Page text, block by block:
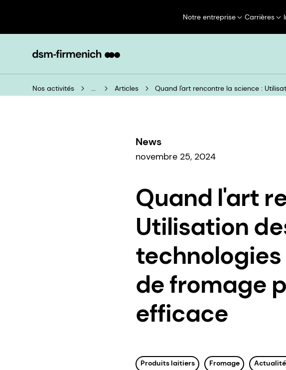
Notre entreprise Carrières
Nos activités ... Articles Quand l'art rencontre la science :
News
novembre 25, 2024
Quand l'art
Utilisation
de fromage
efficace
Produits laitiers Fromage